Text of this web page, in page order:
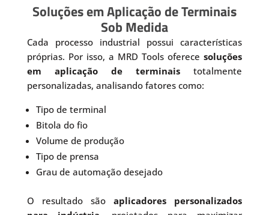
Soluções em Aplicação de Terminais
Sob Medida
Cada processo industrial possui características
próprias. Por isso, a MRD Tools oferecesoluções
em aplicação de terminais totalmente
personalizadas, analisando fatores como:
Tipo de terminal
Bitola do fio
Volume de produção
Tipo de prensa
Grau de automação desejado
O resultado sãoaplicadores personalizados